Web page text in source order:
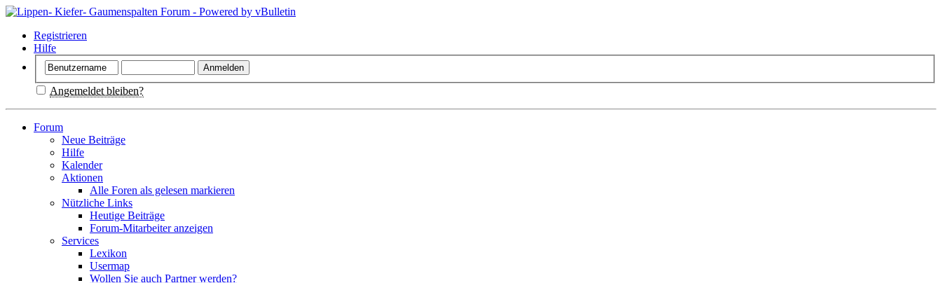
Registrieren
Hilfe
Angemeldet bleiben?
Forum
Neue Beiträge
Hilfe
Kalender
Aktionen
Alle Foren als gelesen markieren
Nützliche Links
Heutige Beiträge
Forum-Mitarbeiter anzeigen
Services
Lexikon
Usermap
Wollen Sie auch Partner werden?